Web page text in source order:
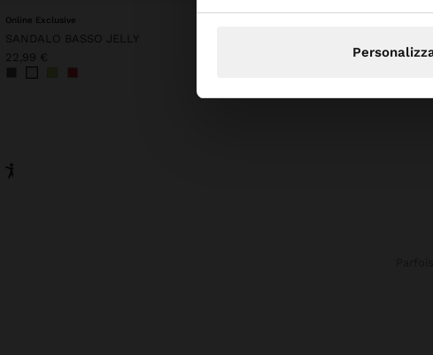
Online Exclusive
SANDALO BASSO JELLY
22,99 €
40%